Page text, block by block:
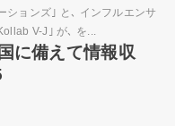
ションズ｣ と､ インフルエンサ
V-J｣ が､ を...
に備えて情報収